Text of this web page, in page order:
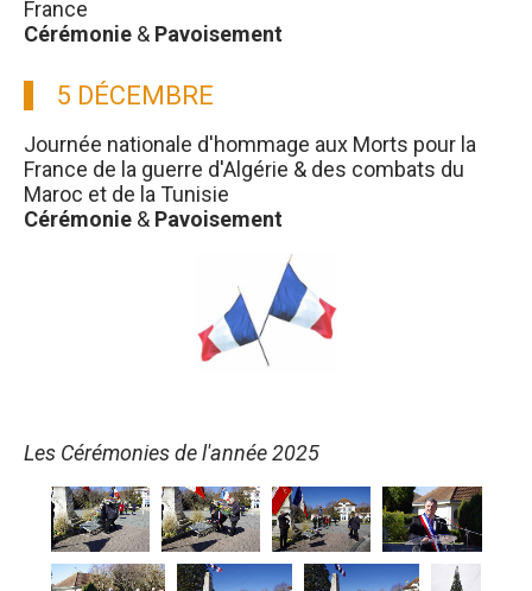
France
Cérémonie & Pavoisement
5 DÉCEMBRE
Journée nationale d'hommage aux Morts pour la
France de la guerre d'Algérie & des combats du
Maroc et de la Tunisie
Cérémonie & Pavoisement
Les Cérémonies de l'année 2025